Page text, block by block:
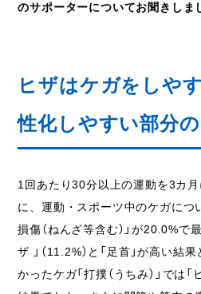
のサポーターについてお聞きしま
ヒザはケガをしや
性化しやすい部分
1回あたり30分以上の運動を3カ
に、運動・スポーツ中のケガにつ
損傷（ねんざ等含む）」が20.0%で
ザ 」（11.2%）と「足首」が高い結
かったケガ「打撲（うちみ）」では